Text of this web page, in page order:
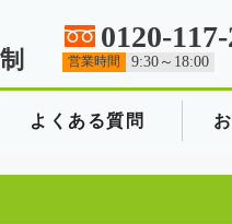
0120-
営業時間 9:30～18:00
よくある質問